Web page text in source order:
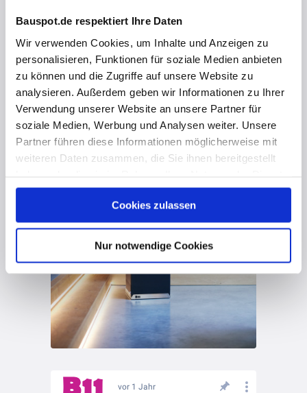
Bauspot.de respektiert Ihre Daten
Wir verwenden Cookies, um Inhalte und Anzeigen zu
personalisieren, Funktionen für soziale Medien anbieten
zu können und die Zugriffe auf unsere Website zu
analysieren. Außerdem geben wir Informationen zu Ihrer
Verwendung unserer Website an unsere Partner für
soziale Medien, Werbung und Analysen weiter. Unsere
Partner führen diese Informationen möglicherweise mit
weiteren Daten zusammen, die Sie ihnen bereitgestellt
gesammelt haben. Hier finden Sie Informationen zum
und unserImpressum.
Cookies zulassen
Nur notwendige Cookies
Akustik im Office
vor 1 Jahr